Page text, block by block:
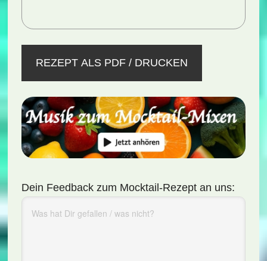
REZEPT ALS PDF / DRUCKEN
Dein Feedback zum Mocktail-Rezept an uns: